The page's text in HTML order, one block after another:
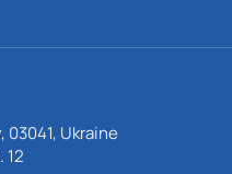
03041, Ukraine
12